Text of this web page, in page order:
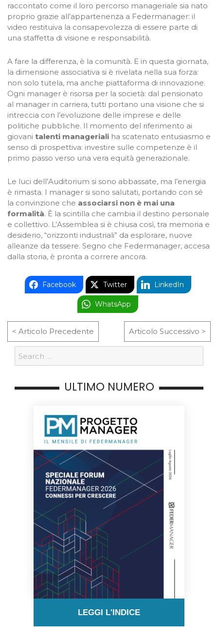
raccontato come il loro percorso manageriale sia nato
proprio grazie all’appartenenza a Federmanager: il
video restituiva la consapevolezza di essere parte di
una staffetta di visione e responsabilità.
A fare la differenza, è la comunità. E in questa giornata,
la dimensione associativa si è rivelata nella sua forza:
non solo tutela, ma anche piattaforma di innovazione.
Ogni manager è risorsa per la società: dal pensionato
al manager in carriera, tutti portano una visione che si
intreccia con l’evoluzione delle imprese e delle
politiche pubbliche.​ Il momento del riferimento ai
giovani talenti manageriali ha scatenato entusiasmo e
senso di prospettiva: investire sulle competenze è il
primo passo verso una vera equità generazionale.​
Le luci dell’Auditorium si sono abbassate, ma l’energia
è rimasta. I manager si sono salutati, portando con sé
la convinzione che associarsi non è mai una
formalità. È la scintilla che cambia il destino personale
e collettivo. L’Assemblea si è chiusa così, tra memoria e
desiderio, “orizzonti industriali” da esplorare, nuove
alleanze da tessere. Segno che Federmanager, accesa
dalla storia, è pronta a correre ancora.
Facebook Twitter LinkedIn
WhatsApp
< Articolo Precedente Articolo Successivo >
ULTIMO NUMERO
LEGGI L'INDICE